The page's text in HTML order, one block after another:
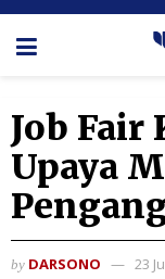
Job Fair
Upaya
by DARSONO 23